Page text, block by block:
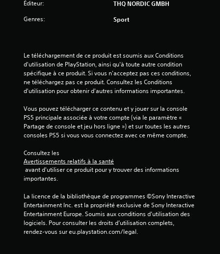
Éditeur: THQ NORDIC GMBH
Genres: Sport
Le téléchargement de ce produit est soumis aux Conditions
d'utilisation de PlayStation, ainsi qu'à toute autre condition
spécifique à ce produit. Si vous n'acceptez pas ces conditions,
ne téléchargez pas ce produit. Consultez les Conditions
d'utilisation pour obtenir d'autres informations importantes.
Vous pouvez télécharger ce contenu et y jouer sur la console
PS5 principale associée à votre compte (via le paramètre «
Partage de console et jeu hors ligne ») et sur toutes les autres
consoles PS5 si vous vous connectez avec ce même compte.
Consultez les
Avertissements relatifs à la santé
importantes.
La licence de la bibliothèque de programmes ©Sony Interactive
Entertainment Inc. est la propriété exclusive de Sony Interactive
Entertainment Europe. Soumis aux conditions d’utilisation des
logiciels. Pour consulter les droits d’utilisation complets,
rendez-vous sur eu.playstation.com/legal.